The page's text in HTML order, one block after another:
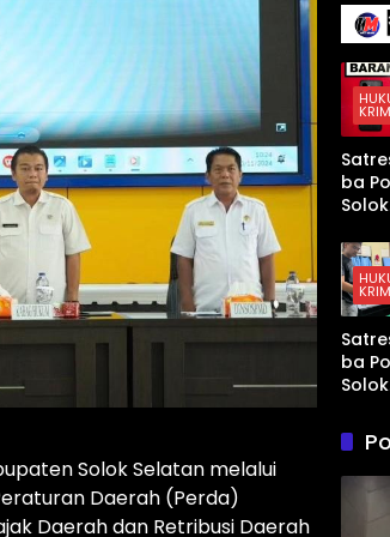
Solok Selatan melalui
Daerah (Perda)
Daerah dan Retribusi Daerah
136
yang
t AS
an di
Teluk
Arab
ba
Solok
Sopir
di
ba
Solok